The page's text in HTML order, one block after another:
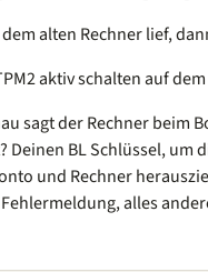
dem alten Rechner lief,
aktiv schalten auf
sagt der Rechner beim
Deinen BL Schlüssel, um
und Rechner
alles